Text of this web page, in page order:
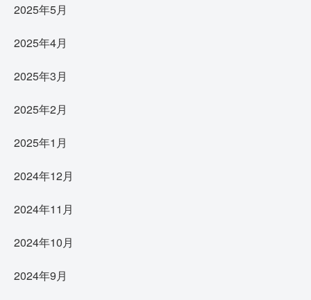
2025年5月
2025年4月
2025年3月
2025年2月
2025年1月
2024年12月
2024年11月
2024年10月
2024年9月